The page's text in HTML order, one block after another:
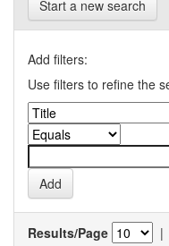
Start a new search
Add filters:
Use filters to refine the
Results/Page |